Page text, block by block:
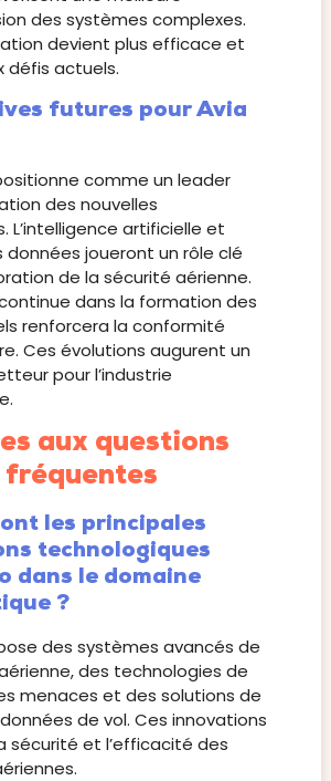
des systèmes complexes.
devient plus efficace et
défis actuels.
futures pour Avia
comme un leader
des nouvelles
L’intelligence artificielle et
données joueront un rôle clé
de la sécurité aérienne.
continue dans la formation des
renforcera la conformité
Ces évolutions augurent un
pour l’industrie
aux questions
fréquentes
les principales
technologiques
dans le domaine
?
des systèmes avancés de
des technologies de
menaces et des solutions de
de vol. Ces innovations
sécurité et l’efficacité des